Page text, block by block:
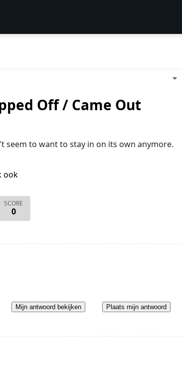
Off / Came Out
seem to want to stay in on its own anymore.
ook
SCORE
0
Mijn antwoord bekijken Plaats mijn antwoord